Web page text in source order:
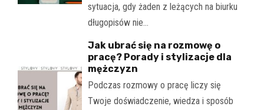
sytuacja, gdy żaden z leżących na biurku
długopisów nie…
Jak ubrać się na rozmowę o
pracę? Porady i stylizacje dla
mężczyzn
Podczas rozmowy o pracę liczy się
Twoje doświadczenie, wiedza i sposób